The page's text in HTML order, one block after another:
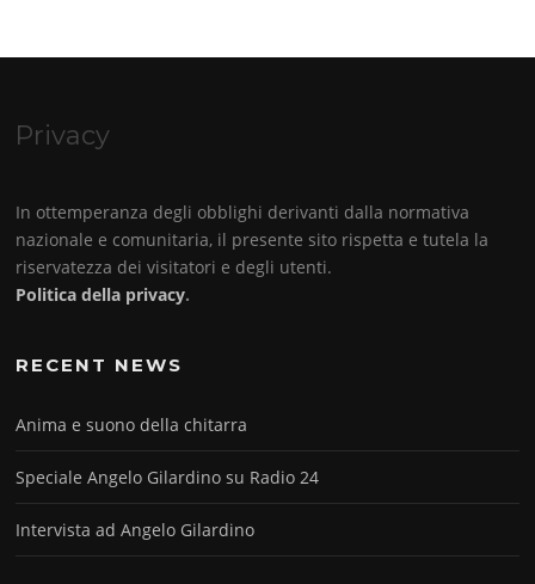
Privacy
In ottemperanza degli obblighi derivanti dalla normativa
nazionale e comunitaria, il presente sito rispetta e tutela la
riservatezza dei visitatori e degli utenti.
Politica della privacy.
RECENT NEWS
Anima e suono della chitarra
Speciale Angelo Gilardino su Radio 24
Intervista ad Angelo Gilardino